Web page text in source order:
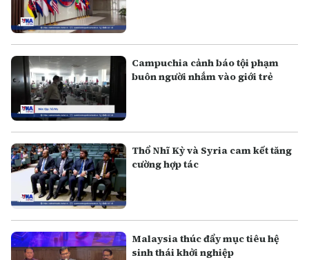
Campuchia cảnh báo tội phạm
buôn người nhắm vào giới trẻ
Thổ Nhĩ Kỳ và Syria cam kết tăng
cường hợp tác
Malaysia thúc đẩy mục tiêu hệ
sinh thái khởi nghiệp